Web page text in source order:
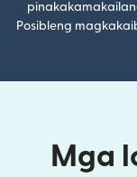
Posibleng
Mga